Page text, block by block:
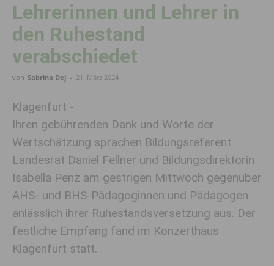
Lehrerinnen und Lehrer in
den Ruhestand
verabschiedet
von Sabrina Dej - 21. März 2024
Klagenfurt -
Ihren gebührenden Dank und Worte der
Wertschätzung sprachen Bildungsreferent
Landesrat Daniel Fellner und Bildungsdirektorin
Isabella Penz am gestrigen Mittwoch gegenüber
AHS- und BHS-Pädagoginnen und Pädagogen
anlässlich ihrer Ruhestandsversetzung aus. Der
festliche Empfang fand im Konzerthaus
Klagenfurt statt.